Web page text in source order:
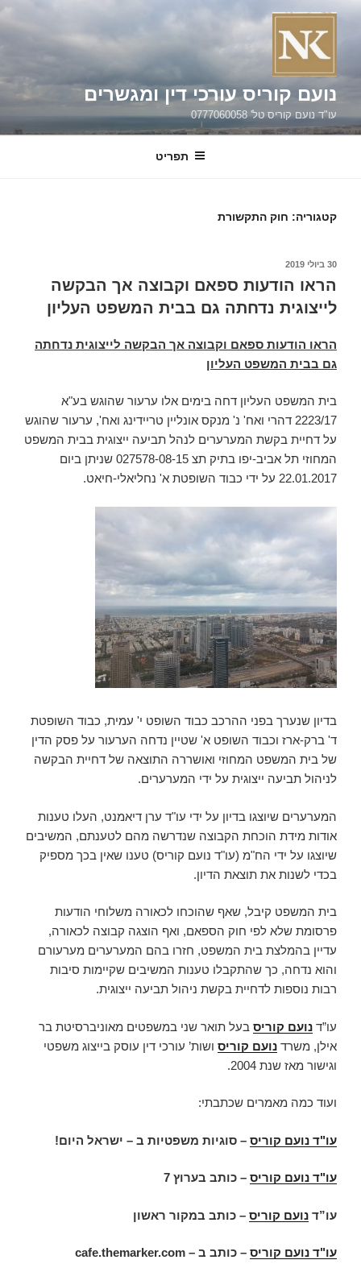
דילוג
נועם קוריס עורכי דין ומגשרים
עו"ד נועם קוריס טל' 0777060058
תפריט
קטגוריה: חוק התקשורת
פורסם
30 ביולי 2019
הראו הודעות ספאם וקבוצה אך הבקשה
לייצוגית נדחתה גם בבית המשפט העליון
הראו הודעות ספאם וקבוצה אך הבקשה לייצוגית נדחתה
גם בבית המשפט העליון
בית המשפט העליון דחה בימים אלו ערעור שהוגש בע"א
2223/17 דהרי ואח' נ' מנקס אונליין טריידינג ואח', ערעור שהוגש
על דחיית בקשת המערערים לנהל תביעה ייצוגית בבית המשפט
המחוזי תל אביב-יפו בתיק תצ 027578-08-15 שניתן ביום
22.01.2017 על ידי כבוד השופטת א' נחליאלי-חיאט.
בדיון שנערך בפני ההרכב כבוד השופט י' עמית, כבוד השופטת
ד' ברק-ארז וכבוד השופט א' שטיין נדחה הערעור על פסק הדין
של בית המשפט המחוזי ואושררה התוצאה של דחיית הבקשה
לניהול תביעה ייצוגית על ידי המערערים.
המערערים שיוצגו בדיון על ידי עו"ד ערן דיאמנט, העלו טענות
אודות מידת הוכחת הקבוצה שנדרשה מהם לטענתם, המשיבים
שיוצגו על ידי הח"מ (עו"ד נועם קוריס) טענו שאין בכך מספיק
בכדי לשנות את תוצאת הדיון.
בית המשפט קיבל, שאף שהוכחו לכאורה משלוחי הודעות
פרסומת שלא לפי חוק הספאם, ואף הוצגה קבוצה לכאורה,
עדיין בהמלצת בית המשפט, חזרו בהם המערערים מערעורם
והוא נדחה, כך שהתקבלו טענות המשיבים שקיימות סיבות
רבות נוספות לדחיית בקשת ניהול תביעה ייצוגית.
עו”ד נועם קוריס בעל תואר שני במשפטים מאוניברסיטת בר
אילן, משרד נועם קוריס ושות’ עורכי דין עוסק בייצוג משפטי
וגישור מאז שנת 2004.
ועוד כמה מאמרים שכתבתי:
עו"ד נועם קוריס – סוגיות משפטיות ב – ישראל היום!
עו"ד נועם קוריס – כותב בערוץ 7
עו”ד נועם קוריס – כותב במקור ראשון
עו"ד נועם קוריס – כותב ב – cafe.themarker.com